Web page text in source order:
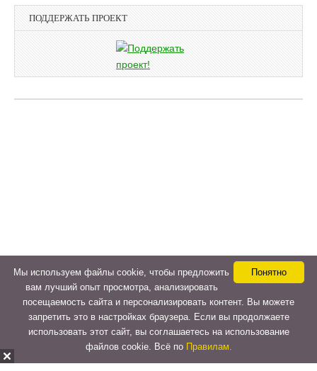
ПОДДЕРЖАТЬ ПРОЕКТ
Понятно
Мы используем файлы cookie, чтобы предложить
вам лучший опыт просмотра, анализировать
посещаемость сайта и персонализировать контент. Вы можете
запретить это в настройках браузера. Если вы продолжаете
использовать этот сайт, вы соглашаетесь на использование
файлов cookie. Всё по Правилам.